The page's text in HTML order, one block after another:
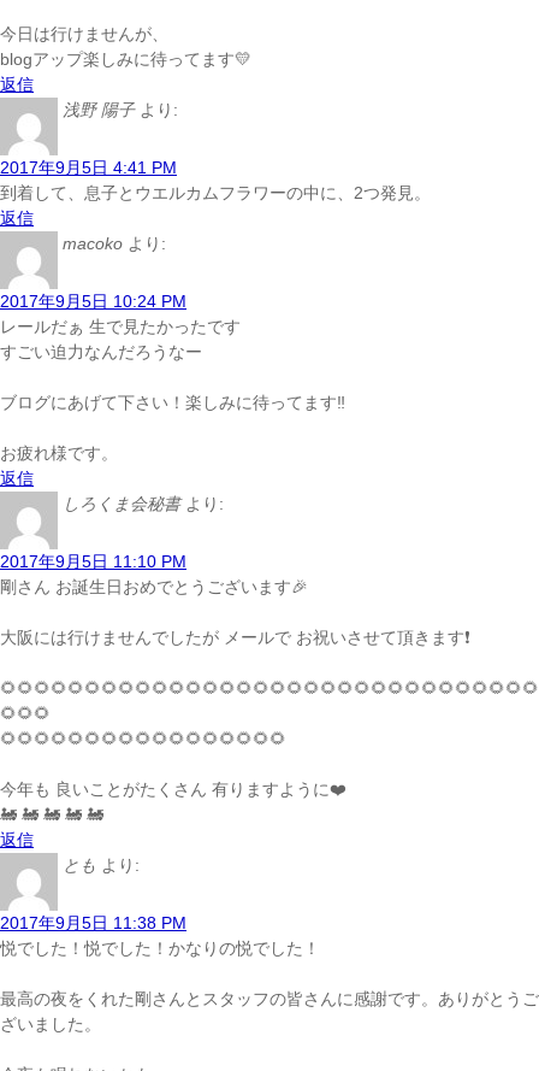
今日は行けませんが、
blogアップ楽しみに待ってます💛
返信
浅野 陽子 より:
2017年9月5日 4:41 PM
到着して、息子とウエルカムフラワーの中に、2つ発見。
返信
macoko より:
2017年9月5日 10:24 PM
レールだぁ 生で見たかったです
すごい迫力なんだろうなー
ブログにあげて下さい！楽しみに待ってます‼
お疲れ様です。
返信
しろくま会秘書 より:
2017年9月5日 11:10 PM
剛さん お誕生日おめでとうございます🎉
大阪には行けませんでしたが メールで お祝いさせて頂きます❗️
🌻🌻🌻🌻🌻🌻🌻🌻🌻🌻🌻🌻🌻🌻🌻🌻🌻🌻🌻🌻🌻🌻🌻🌻🌻🌻🌻🌻🌻🌻🌻🌻
🌻🌻🌻
🌻🌻🌻🌻🌻🌻🌻🌻🌻🌻🌻🌻🌻🌻🌻🌻🌻
今年も 良いことがたくさん 有りますように❤️
🚂 🚂 🚂 🚂 🚂
返信
とも より:
2017年9月5日 11:38 PM
悦でした！悦でした！かなりの悦でした！
最高の夜をくれた剛さんとスタッフの皆さんに感謝です。ありがとうご
ざいました。